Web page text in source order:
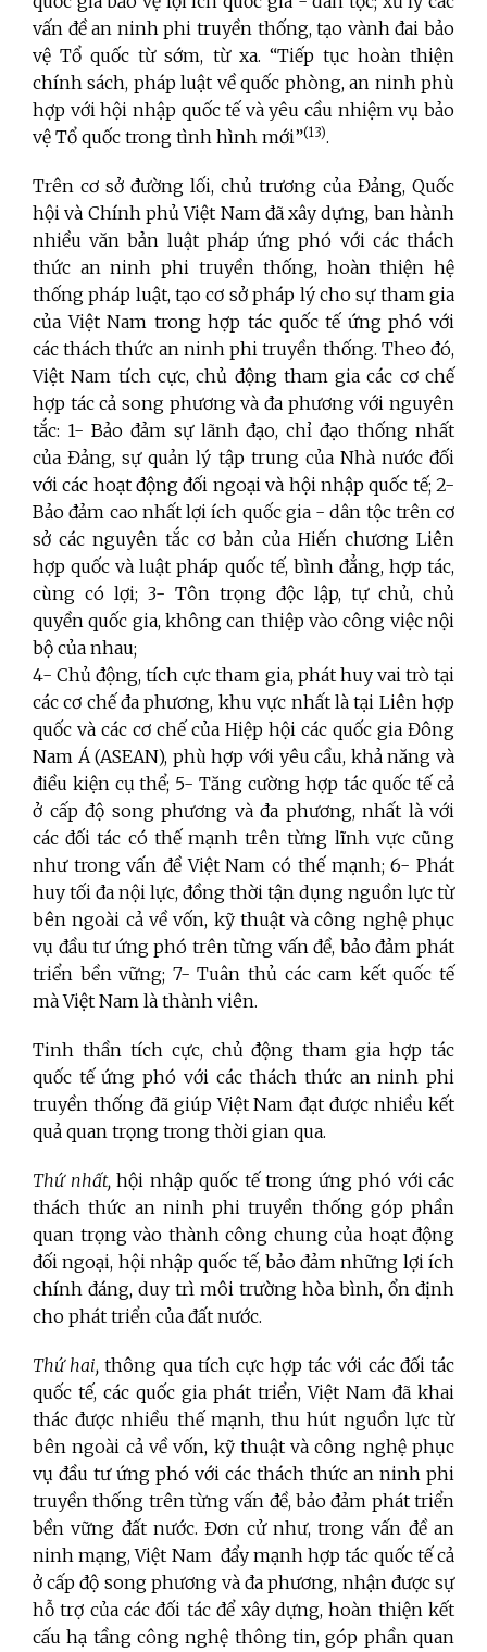
vấn đề an ninh phi truyền thống, tạo vành đai bảo
vệ Tổ quốc từ sớm, từ xa. “Tiếp tục hoàn thiện
chính sách, pháp luật về quốc phòng, an ninh phù
hợp với hội nhập quốc tế và yêu cầu nhiệm vụ bảo
vệ Tổ quốc trong tình hình mới”(13).
Trên cơ sở đường lối, chủ trương của Đảng, Quốc
hội và Chính phủ Việt Nam đã xây dựng, ban hành
nhiều văn bản luật pháp ứng phó với các thách
thức an ninh phi truyền thống, hoàn thiện hệ
thống pháp luật, tạo cơ sở pháp lý cho sự tham gia
của Việt Nam trong hợp tác quốc tế ứng phó với
các thách thức an ninh phi truyền thống. Theo đó,
Việt Nam tích cực, chủ động tham gia các cơ chế
hợp tác cả song phương và đa phương với nguyên
tắc: 1- Bảo đảm sự lãnh đạo, chỉ đạo thống nhất
của Đảng, sự quản lý tập trung của Nhà nước đối
với các hoạt động đối ngoại và hội nhập quốc tế; 2-
Bảo đảm cao nhất lợi ích quốc gia - dân tộc trên cơ
sở các nguyên tắc cơ bản của Hiến chương Liên
hợp quốc và luật pháp quốc tế, bình đẳng, hợp tác,
cùng có lợi; 3- Tôn trọng độc lập, tự chủ, chủ
quyền quốc gia, không can thiệp vào công việc nội
bộ của nhau;
4- Chủ động, tích cực tham gia, phát huy vai trò tại
các cơ chế đa phương, khu vực nhất là tại Liên hợp
quốc và các cơ chế của Hiệp hội các quốc gia Đông
Nam Á (ASEAN), phù hợp với yêu cầu, khả năng và
điều kiện cụ thể; 5- Tăng cường hợp tác quốc tế cả
ở cấp độ song phương và đa phương, nhất là với
các đối tác có thế mạnh trên từng lĩnh vực cũng
như trong vấn đề Việt Nam có thế mạnh; 6- Phát
huy tối đa nội lực, đồng thời tận dụng nguồn lực từ
bên ngoài cả về vốn, kỹ thuật và công nghệ phục
vụ đầu tư ứng phó trên từng vấn đề, bảo đảm phát
triển bền vững; 7- Tuân thủ các cam kết quốc tế
mà Việt Nam là thành viên.
Tinh thần tích cực, chủ động tham gia hợp tác
quốc tế ứng phó với các thách thức an ninh phi
truyền thống đã giúp Việt Nam đạt được nhiều kết
quả quan trọng trong thời gian qua.
Thứ nhất,hội nhập quốc tế trong ứng phó với các
thách thức an ninh phi truyền thống góp phần
quan trọng vào thành công chung của hoạt động
đối ngoại, hội nhập quốc tế, bảo đảm những lợi ích
chính đáng, duy trì môi trường hòa bình, ổn định
cho phát triển của đất nước.
Thứ hai,thông qua tích cực hợp tác với các đối tác
quốc tế, các quốc gia phát triển, Việt Nam đã khai
thác được nhiều thế mạnh, thu hút nguồn lực từ
bên ngoài cả về vốn, kỹ thuật và công nghệ phục
vụ đầu tư ứng phó với các thách thức an ninh phi
truyền thống trên từng vấn đề, bảo đảm phát triển
bền vững đất nước. Đơn cử như, trong vấn đề an
ninh mạng, Việt Nam đẩy mạnh hợp tác quốc tế cả
ở cấp độ song phương và đa phương, nhận được sự
hỗ trợ của các đối tác để xây dựng, hoàn thiện kết
cấu hạ tầng công nghệ thông tin, góp phần quan